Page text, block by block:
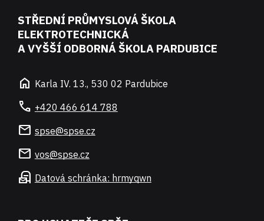
STŘEDNÍ PRŮMYSLOVÁ ŠKOLA
ELEKTROTECHNICKÁ
A VYŠŠÍ ODBORNÁ ŠKOLA PARDUBICE
home Karla IV. 13., 530 02 Pardubice
call +420 466 614 788
mail spse@spse.cz
mail vos@spse.cz
local_post_office Datová schránka: hrmyqwn